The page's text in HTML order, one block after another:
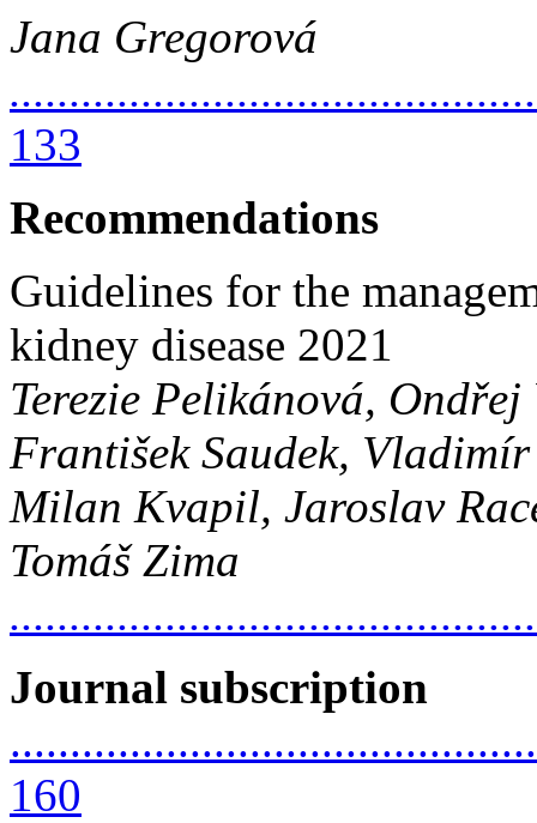
Jana Gregorová
133
Recommendations
Guidelines for the
kidney disease 2021
Terezie Pelikánová,
František Saudek,
Milan Kvapil, Jaroslav
Tomáš Zima
Journal subscription
160